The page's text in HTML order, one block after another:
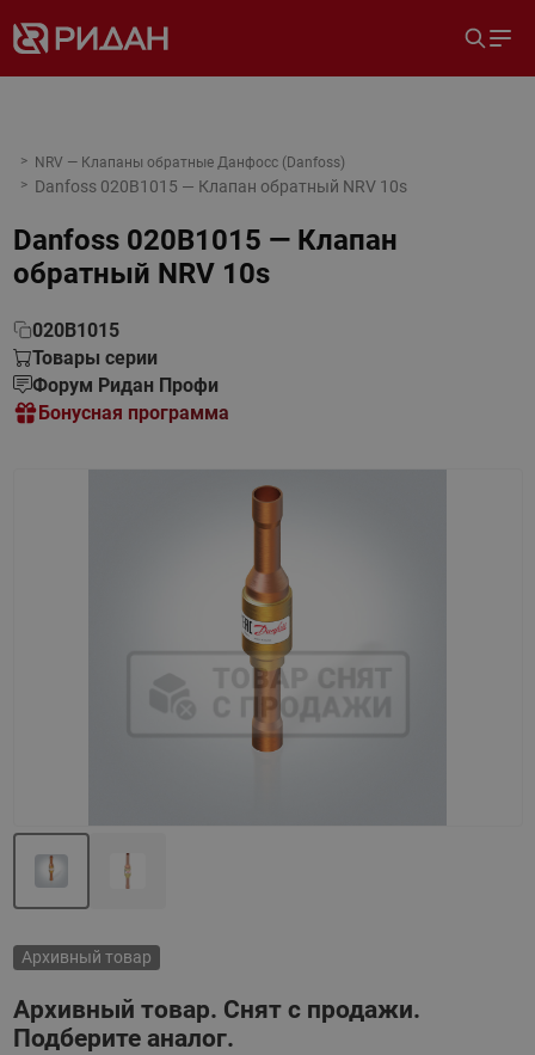
NRV — Клапаны обратные Данфосс (Danfoss)
Danfoss 020B1015 — Клапан обратный NRV 10s
Danfoss 020B1015 — Клапан
обратный NRV 10s
020B1015
Товары серии
Форум Ридан Профи
Бонусная программа
Архивный товар
Архивный товар. Снят с продажи.
Подберите аналог.